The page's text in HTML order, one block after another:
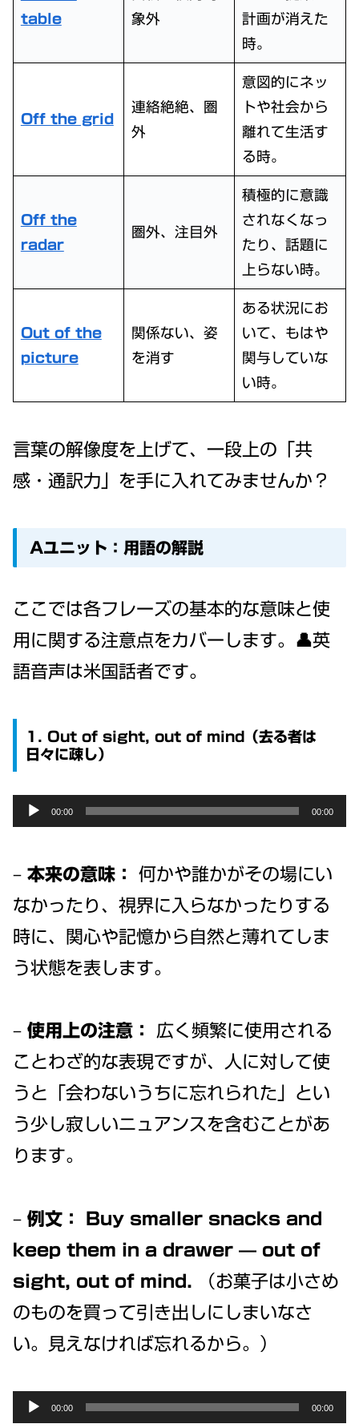
table
象外
計画が消えた
時。
Off the grid
連絡絶絶、圏
外
意図的にネッ
トや社会から
離れて生活す
る時。
Off the
radar
圏外、注目外
積極的に意識
されなくなっ
たり、話題に
上らない時。
Out of the
picture
関係ない、姿
を消す
ある状況にお
いて、もはや
関与していな
い時。
言葉の解像度を上げて、一段上の「共
感・通訳力」を手に入れてみませんか？
Aユニット：用語の解説
ここでは各フレーズの基本的な意味と使
用に関する注意点をカバーします。👤英
語音声は米国話者です。
1. Out of sight, out of mind（去る者は
日々に疎し）
Audio
00:00 00:00
– 本来の意味：
何かや誰かがその場にい
なかったり、視界に入らなかったりする
時に、関心や記憶から自然と薄れてしま
う状態を表します。
– 使用上の注意：
広く頻繁に使用される
ことわざ的な表現ですが、人に対して使
うと「会わないうちに忘れられた」とい
う少し寂しいニュアンスを含むことがあ
ります。
– 例文：
Buy smaller snacks and
keep them in a drawer — out of
sight, out of mind. （お菓子は小さめ
のものを買って引き出しにしまいなさ
い。見えなければ忘れるから。）
Audio
00:00 00:00